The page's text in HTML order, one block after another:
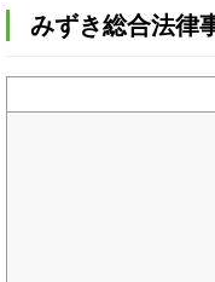
みずき総合法律